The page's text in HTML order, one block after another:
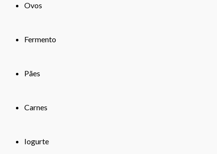
Ovos
Fermento
Pães
Carnes
Iogurte